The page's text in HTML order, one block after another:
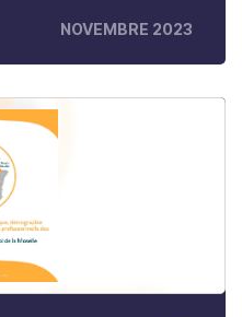
NOVEMBRE 2023